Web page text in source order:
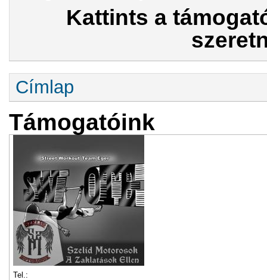
Kattints a
Jelenlegi hely
Címlap
Támogatóink
Tel.: